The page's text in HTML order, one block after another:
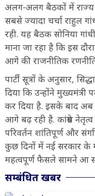
अलग-अलग बैठकों में राज्य
सबसे ज्यादा चर्चा राहुल
रही. यह बैठक सोनिया
माना जा रहा है कि इस
आगे की राजनीतिक
पार्टी सूत्रों के अनुसार,
दिया कि उन्होंने मुख्यमंत्री
कर दिया है. इसके बाद अब
आगे बढ़ रही है. कांग्रेस
परिवर्तन शांतिपूर्ण और
कुछ दिनों में नई सरकार के
महत्वपूर्ण फैसले सामने आ
सम्बंधित खबर